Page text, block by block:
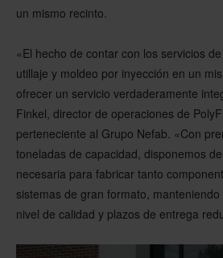
un mismo recinto.
«El hecho de contar con los servicios
utillaje y moldeo por inyección en un
ofrecer un servicio verdaderamente
Finkel, director de operaciones de
perteneciente al Grupo Nefab. «Con
toneladas de capacidad, disponemos
necesaria para fabricar tanto
sistemas de gran formato,
nivel de calidad y plazos de entrega